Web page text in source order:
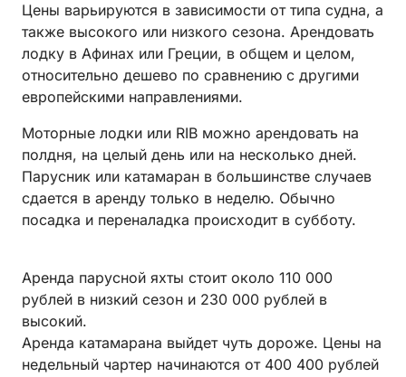
Цены варьируются в зависимости от типа судна, а
также высокого или низкого сезона. Арендовать
лодку в Афинах или Греции, в общем и целом,
относительно дешево по сравнению с другими
европейскими направлениями.
Моторные лодки или RIB можно арендовать на
полдня, на целый день или на несколько дней.
Парусник или катамаран в большинстве случаев
сдается в аренду только в неделю. Обычно
посадка и переналадка происходит в субботу.
Аренда парусной яхты стоит около 110 000
рублей в низкий сезон и 230 000 рублей в
высокий.
Аренда катамарана выйдет чуть дороже. Цены на
недельный чартер начинаются от 400 400 рублей